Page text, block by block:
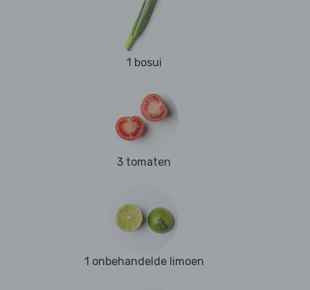
1 bosui
3 tomaten
1 onbehandelde limoen